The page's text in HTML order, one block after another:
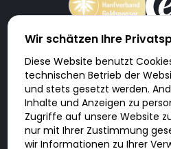
Doktorabc.com ist eine
keine Internetapotheke. Doktorabc
sonstige Produkte an oder liefert
Produkten, Medikamenten und Preisen
kein Angebot von Doktorabc an Sie. Für
geltenden Gesetze und sonstigen
selbst verantwortlich. Die Nutzung
Sie erfolgt auf eigenes Risiko und in
diese Internetseite aus eigener
Wir schätzen Ihre
Diese Website benutzt
technischen Betrieb der
und stets gesetzt werden.
Inhalte und Anzeigen zu
Zugriffe auf unsere Website
nur mit Ihrer Zustimmung
wir Informationen zu Ihrer